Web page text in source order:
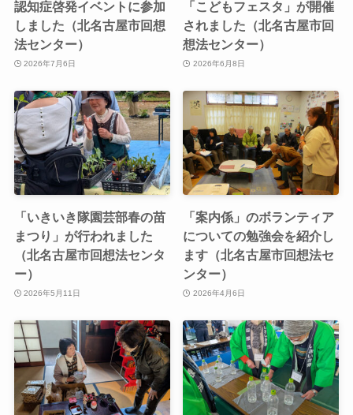
認知症啓発イベントに参加
しました（北名古屋市回想
法センター）
2026年7月6日
「こどもフェスタ」が開催
されました（北名古屋市回
想法センター）
2026年6月8日
「いきいき隊園芸部春の苗
まつり」が行われました
（北名古屋市回想法センタ
ー）
2026年5月11日
「案内係」のボランティア
についての勉強会を紹介し
ます（北名古屋市回想法セ
ンター）
2026年4月6日